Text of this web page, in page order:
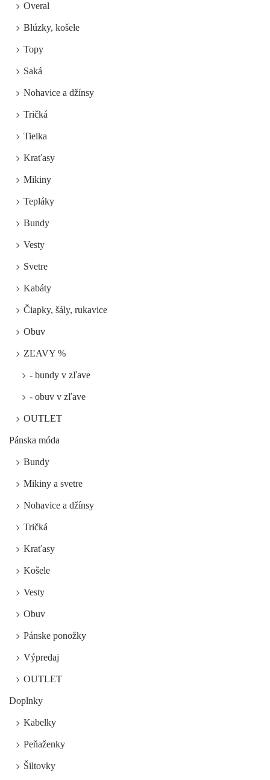
Overal
Blúzky, košele
Topy
Saká
Nohavice a džínsy
Tričká
Tielka
Kraťasy
Mikiny
Tepláky
Bundy
Vesty
Svetre
Kabáty
Čiapky, šály, rukavice
Obuv
ZĽAVY %
- bundy v zľave
- obuv v zľave
OUTLET
Pánska móda
Bundy
Mikiny a svetre
Nohavice a džínsy
Tričká
Kraťasy
Košele
Vesty
Obuv
Pánske ponožky
Výpredaj
OUTLET
Doplnky
Kabelky
Peňaženky
Šiltovky